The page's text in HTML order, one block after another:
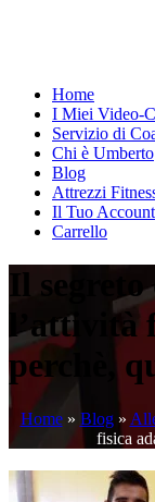
Home
I Miei Video-
Servizio di
Chi è Umberto
Blog
Attrezzi
Il Tuo Account
Carrello
Il
l’attività
perchè,
Home» Blog»
fisica